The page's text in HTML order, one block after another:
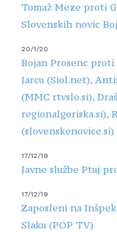
Tomaž Meze proti
Slovenskih novic
20/1/20
Bojan Prosenc proti
Jarcu (Siol.net),
(MMC rtvslo.si),
regionalgoriska.si),
17/12/19
Javne službe Ptuj
17/12/19
Zaposleni na
Slaku (POP TV)